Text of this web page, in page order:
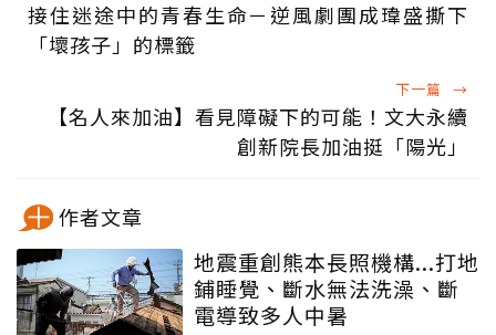
接住迷途中的青春生命－逆風劇團成瑋盛撕下
「壞孩子」的標籤
下一篇 →
【名人來加油】看見障礙下的可能！文大永續
創新院長加油挺「陽光」
作者文章
地震重創熊本長照機構...打地
鋪睡覺、斷水無法洗澡、斷
電導致多人中暑